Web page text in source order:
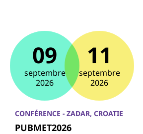
09
septembre
2026
11
septembre
2026
CONFÉRENCE - ZADAR, CROATIE
PUBMET2026